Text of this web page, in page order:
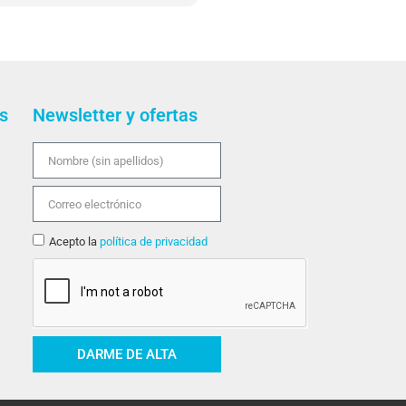
de muy mal gusto,
detalle.
no estan a la
Newsletter y ofertas
Acepto la política de privacidad
DARME DE ALTA